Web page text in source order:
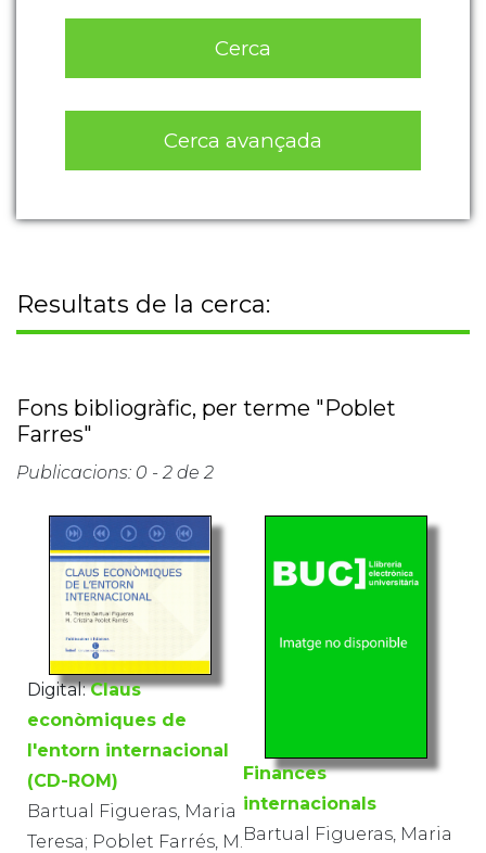
Cerca
Cerca avançada
Resultats de la cerca:
Fons bibliogràfic, per terme "Poblet
Farres"
Publicacions: 0 - 2 de 2
Digital: Claus
econòmiques de
l'entorn internacional
(CD-ROM)
Bartual Figueras, Maria
Teresa; Poblet Farrés, M.
Finances
internacionals
Bartual Figueras, Maria